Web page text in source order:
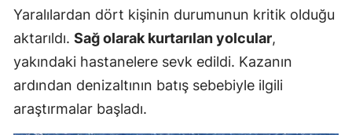
Yaralılardan dört kişinin durumunun kritik olduğu
aktarıldı. Sağ olarak kurtarılan yolcular,
yakındaki hastanelere sevk edildi. Kazanın
ardından denizaltının batış sebebiyle ilgili
araştırmalar başladı.